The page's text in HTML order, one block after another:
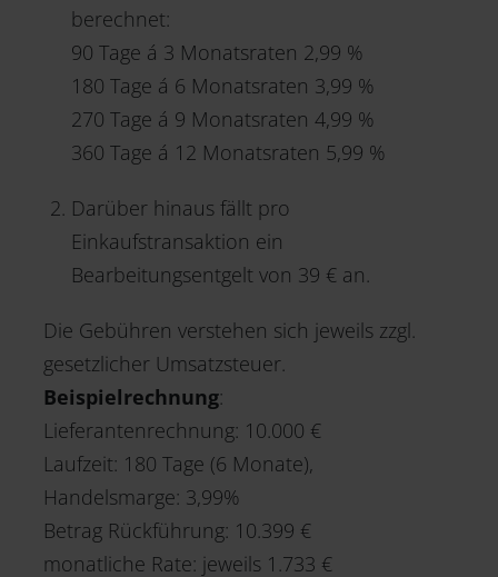
berechnet:
90 Tage á 3 Monatsraten 2,99 %
180 Tage á 6 Monatsraten 3,99 %
270 Tage á 9 Monatsraten 4,99 %
360 Tage á 12 Monatsraten 5,99 %
Darüber hinaus fällt pro
Einkaufstransaktion ein
Bearbeitungsentgelt von 39 € an.
Die Gebühren verstehen sich jeweils zzgl.
gesetzlicher Umsatzsteuer.
Beispielrechnung:
Lieferantenrechnung: 10.000 €
Laufzeit: 180 Tage (6 Monate),
Handelsmarge: 3,99%
Betrag Rückführung: 10.399 €
monatliche Rate: jeweils 1.733 €